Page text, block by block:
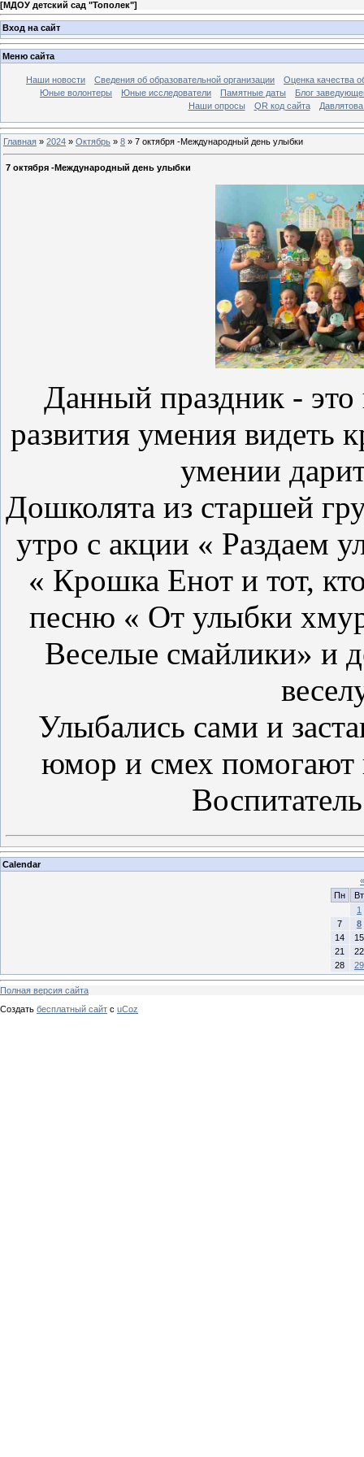
[МДОУ детский сад "Тополек"]
Вход на сайт
Меню сайта
Наши новости Сведения об образовательной организации
Оценка качества
Юные волонтеры
Юные исследователи Памятные даты
Блог
Наши опросы
QR код сайта
Главная » 2024 » Октябрь » 8 » 7 октября -Международный день улыбки
7 октября -Международный день улыбки
Данный праздник - это
развития умения видеть
умении
Дошколята из старшей
утро с акции « Раздаем
« Крошка Енот и тот,
песню « От улыбки
Веселые смайлики» и
Улыбались сами и
юмор и смех помогают
Calendar
«
Пн
Вт
1
7
8
14
15
21
22
28
29
Полная версия сайта
Создать бесплатный сайт с uCoz